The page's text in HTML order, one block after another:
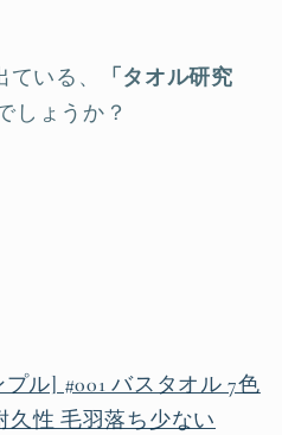
いる、
「タオル研究
しょうか？
ル] #001 バスタオル 7色
久性 毛羽落ち少ない